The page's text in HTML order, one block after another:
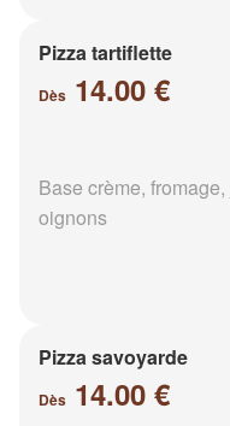
Pizza tartiflette
Dès 14.00 €
Base crème,
oignons
Pizza savoyarde
Dès 14.00 €